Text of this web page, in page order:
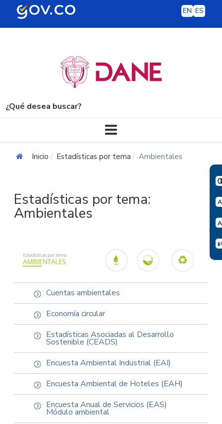
EN ES
¿Qué desea buscar?
Inicio Estadísticas por tema Ambientales
Estadísticas por tema:
Ambientales
Cuentas ambientales
Economía circular
Estadísticas Asociadas al Desarrollo
Sostenible (CEADS)
Encuesta Ambiental Industrial (EAI)
Encuesta Ambiental de Hoteles (EAH)
Encuesta Anual de Servicios (EAS)
Módulo ambiental